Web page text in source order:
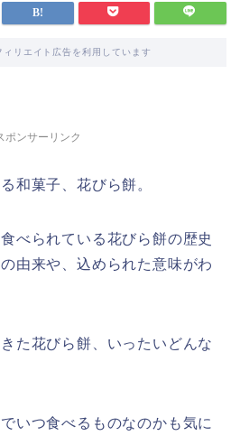
ィリエイト広告を利用しています
ポンサーリンク
和菓子、花びら餅。
べられている花びら餅の歴史
由来や、込められた意味がわ
た花びら餅、いったいどんな
いつ食べるものなのかも気に